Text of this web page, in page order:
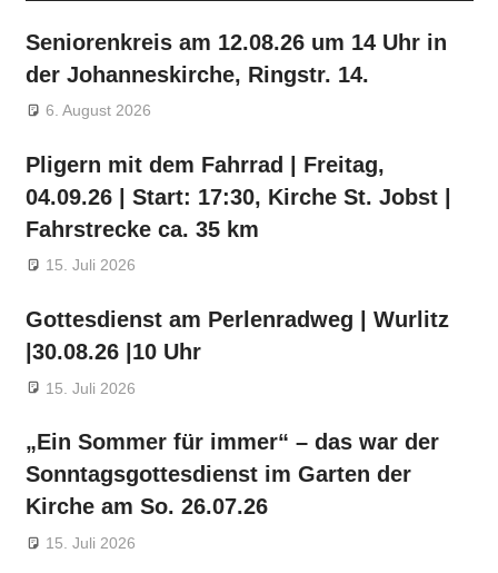
Seniorenkreis am 12.08.26 um 14 Uhr in
der Johanneskirche, Ringstr. 14.
6. August 2026
Pligern mit dem Fahrrad | Freitag,
04.09.26 | Start: 17:30, Kirche St. Jobst |
Fahrstrecke ca. 35 km
15. Juli 2026
Gottesdienst am Perlenradweg | Wurlitz
|30.08.26 |10 Uhr
15. Juli 2026
„Ein Sommer für immer“ – das war der
Sonntagsgottesdienst im Garten der
Kirche am So. 26.07.26
15. Juli 2026